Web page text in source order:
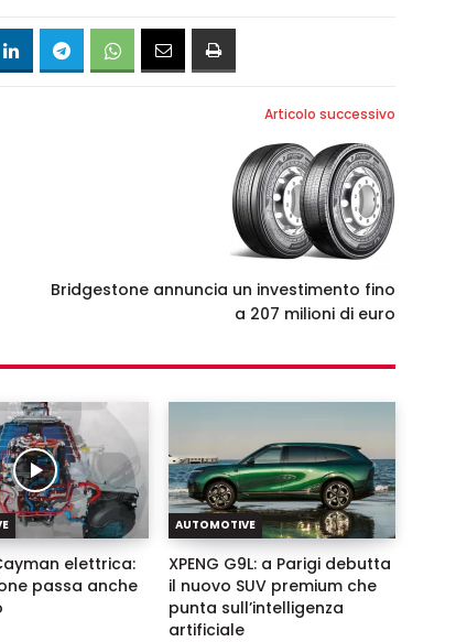
Articolo successivo
Bridgestone annuncia un investimento fino
a 207 milioni di euro
elettrica:
passa anche
AUTOMOTIVE
XPENG G9L: a Parigi debutta
il nuovo SUV premium che
punta sull’intelligenza
artificiale